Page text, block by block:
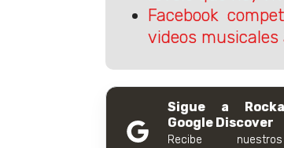
Facebook
videos
Sigue a
Google Discover
Recibe